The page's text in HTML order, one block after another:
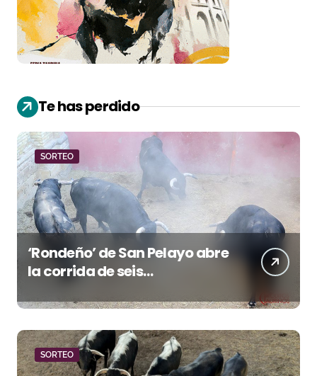
Te has perdido
SORTEO
‘Rondeño’ de San Pelayo abre
la corrida de seis
Santa María esta noche
SORTEO